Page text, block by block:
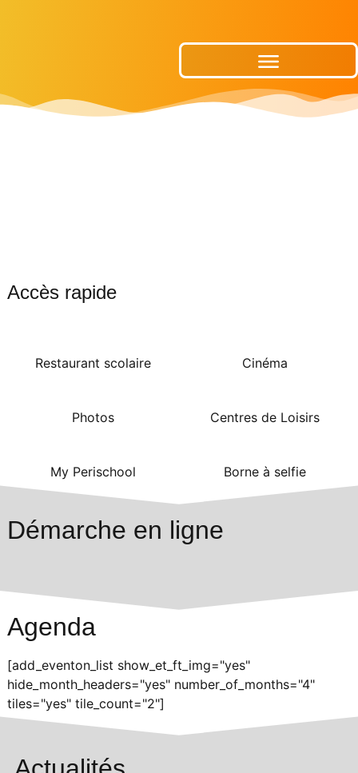
Accès rapide
Restaurant scolaire Cinéma
Photos Centres de Loisirs
My Perischool Borne à selfie
Démarche en ligne
Agenda
[add_eventon_list show_et_ft_img="yes"
hide_month_headers="yes" number_of_months="4"
tiles="yes" tile_count="2"]